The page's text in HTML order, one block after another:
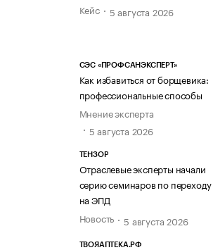
Кейс
5 августа 2026
СЭС «ПРОФСАНЭКСПЕРТ»
Как избавиться от борщевика:
профессиональные способы
Мнение эксперта
5 августа 2026
ТЕНЗОР
Отраслевые эксперты начали
серию семинаров по переходу
на ЭПД
Новость
5 августа 2026
ТВОЯАПТЕКА.РФ